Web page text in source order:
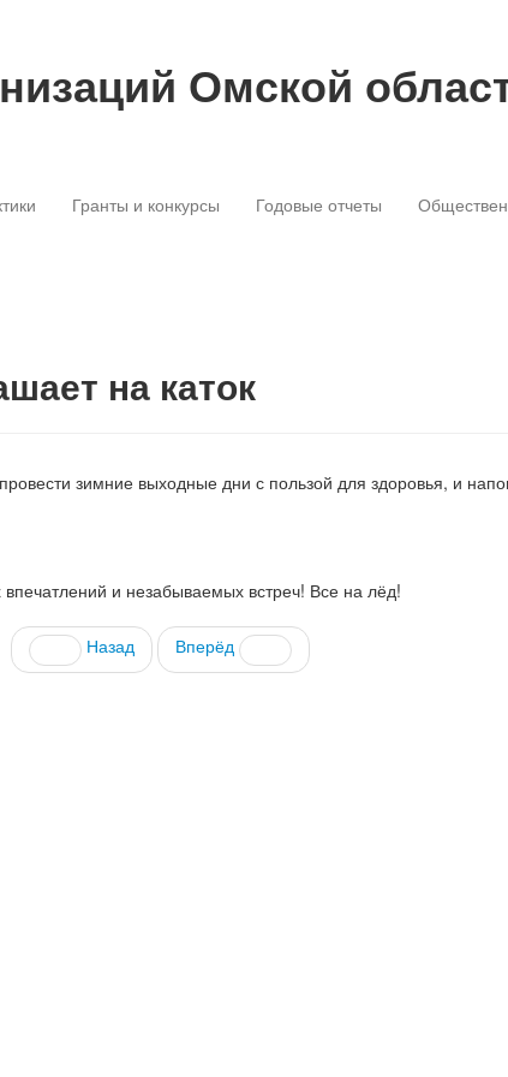
Омской
Гранты и конкурсы Годовые отчеты
на каток
зимние выходные дни с пользой для здоровья, и
и незабываемых встреч! Все на лёд!
Назад Вперёд